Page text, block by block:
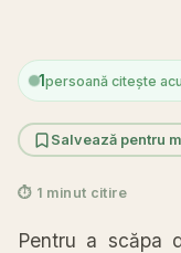
1persoană citește
Salvează pentru
⏱ 1 minut citire
Pentru a scăpa